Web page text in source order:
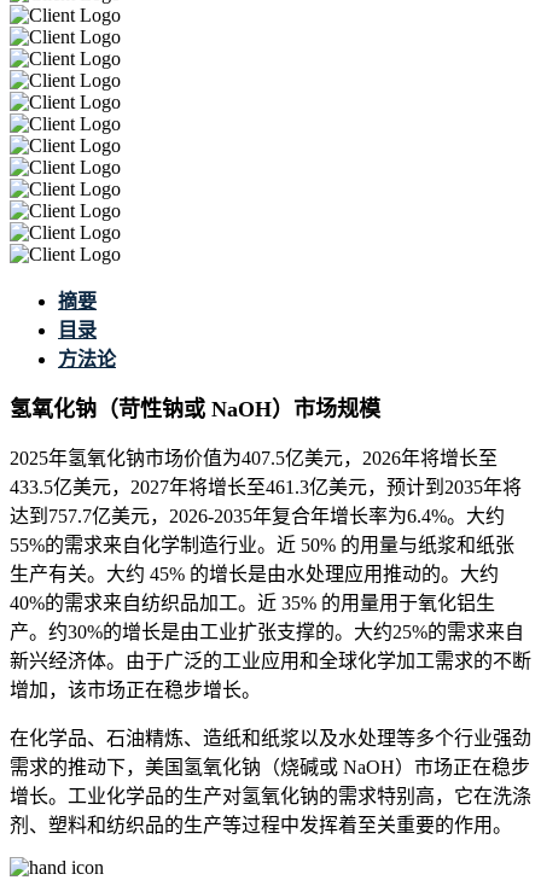
摘要
目录
方法论
氢氧化钠（苛性钠或 NaOH）市场规模
2025年氢氧化钠市场价值为407.5亿美元，2026年将增长至
433.5亿美元，2027年将增长至461.3亿美元，预计到2035年将
达到757.7亿美元，2026-2035年复合年增长率为6.4%。大约
55%的需求来自化学制造行业。近 50% 的用量与纸浆和纸张
生产有关。大约 45% 的增长是由水处理应用推动的。大约
40%的需求来自纺织品加工。近 35% 的用量用于氧化铝生
产。约30%的增长是由工业扩张支撑的。大约25%的需求来自
新兴经济体。由于广泛的工业应用和全球化学加工需求的不断
增加，该市场正在稳步增长。
在化学品、石油精炼、造纸和纸浆以及水处理等多个行业强劲
需求的推动下，美国氢氧化钠（烧碱或 NaOH）市场正在稳步
增长。工业化学品的生产对氢氧化钠的需求特别高，它在洗涤
剂、塑料和纺织品的生产等过程中发挥着至关重要的作用。